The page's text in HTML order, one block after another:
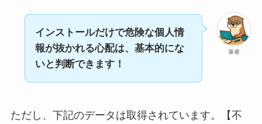
筆者
インストールだけで危険な個人情
報が抜かれる心配は、基本的にな
いと判断できます！
ただし、下記のデータは取得されています。【不